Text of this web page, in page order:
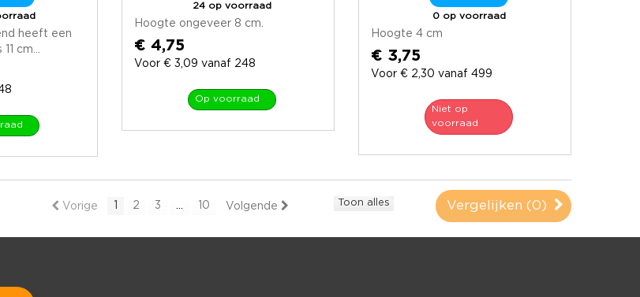
heeft een
cm...
24 op voorraad
Hoogte ongeveer 8 cm.
€ 4,75
Voor € 3,09 vanaf 248
Op voorraad
0 op voorraad
Hoogte 4 cm
€ 3,75
Voor € 2,30 vanaf 499
Niet op
voorraad
Vergelijken (0)
Toon alles
Vorige 2 3 10 Volgende